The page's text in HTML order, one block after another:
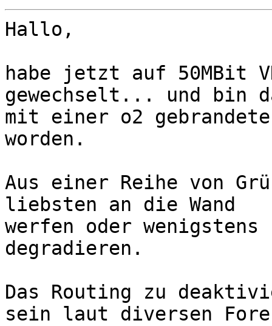
Hallo,
habe jetzt auf 50MBit
gewechselt... und bin
mit einer o2
worden.
Aus einer Reihe von
liebsten an die Wand
werfen oder wenigstens
degradieren.
Das Routing zu
sein laut diversen